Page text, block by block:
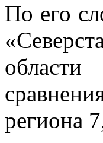
По его
региона